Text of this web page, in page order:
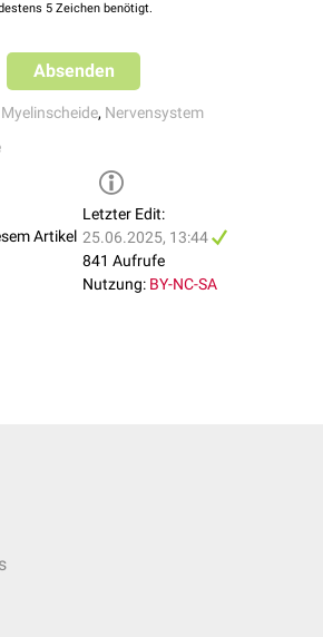
5 Zeichen benötigt.
Absenden
Myelinscheide, Nervensystem
Artikel
Letzter Edit:
25.06.2025, 13:44
841 Aufrufe
Nutzung: BY-NC-SA